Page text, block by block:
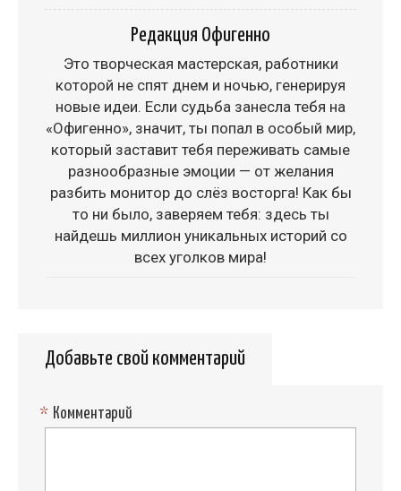
Редакция Офигенно
Это творческая мастерская, работники
которой не спят днем и ночью, генерируя
новые идеи. Если судьба занесла тебя на
«Офигенно», значит, ты попал в особый мир,
который заставит тебя переживать самые
разнообразные эмоции — от желания
разбить монитор до слёз восторга! Как бы
то ни было, заверяем тебя: здесь ты
найдешь миллион уникальных историй со
всех уголков мира!
Добавьте свой комментарий
Комментарий
*